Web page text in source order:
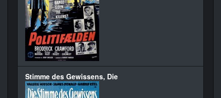
Stimme des Gewissens, Die